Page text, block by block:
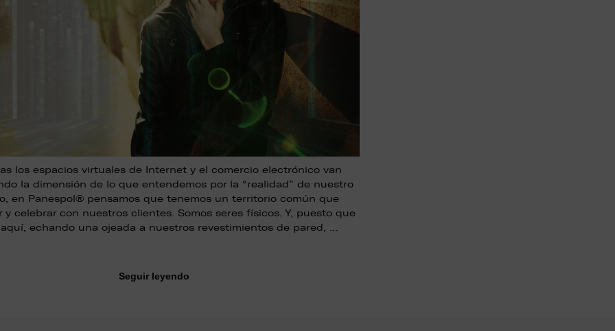
los espacios virtuales de Internet y el comercio electrónico van
la dimensión de lo que entendemos por la “realidad” de nuestro
en Panespol® pensamos que tenemos un territorio común que
y celebrar con nuestros clientes. Somos seres físicos. Y, puesto que
echando una ojeada a nuestros revestimientos de pared, …
Seguir leyendo